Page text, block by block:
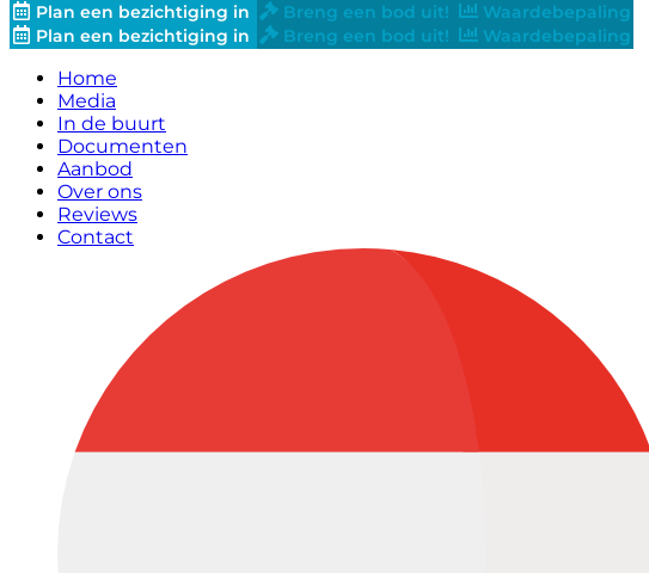
Plan een bezichtiging in Breng een bod uit!
Waardebepaling
Plan een bezichtiging in
Breng een bod uit! Waardebepaling
Home
Media
In de buurt
Documenten
Aanbod
Over ons
Reviews
Contact